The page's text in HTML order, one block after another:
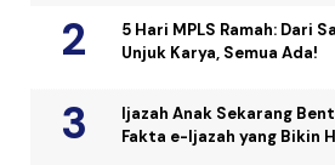
5 Hari MPLS Ramah: Dari
Unjuk Karya, Semua Ada!
Ijazah Anak Sekarang
Fakta e-Ijazah yang Bikin